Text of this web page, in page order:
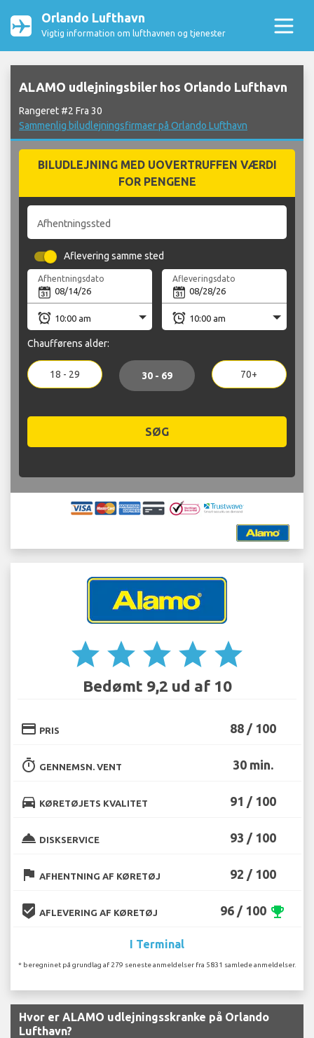
Orlando Lufthavn
Vigtig information om lufthavnen og tjenester
ALAMO udlejningsbiler hos Orlando Lufthavn
Rangeret #2 Fra 30
Sammenlig biludlejningsfirmaer på Orlando Lufthavn
BILUDLEJNING MED UOVERTRUFFEN VÆRDI
FOR PENGENE
Afhentningssted
Aflevering samme sted
Afhentningsdato Afleveringsdato
Chaufførens alder:
18 - 29 30 - 69 70+
SØG
star star star star star
Bedømt 9,2 ud af 10
credit_card PRIS 88 / 100
timer GENNEMSN. VENT 30 min.
directions_car KØRETØJETS KVALITET 91 / 100
room_service DISKSERVICE 93 / 100
flag AFHENTNING AF KØRETØJ 92 / 100
beenhere AFLEVERING AF KØRETØJ 96 / 100 emoji_events
I Terminal
* beregninet på grundlag af 279 seneste anmeldelser fra 5831 samlede anmeldelser.
Hvor er ALAMO udlejningsskranke på Orlando
Lufthavn?